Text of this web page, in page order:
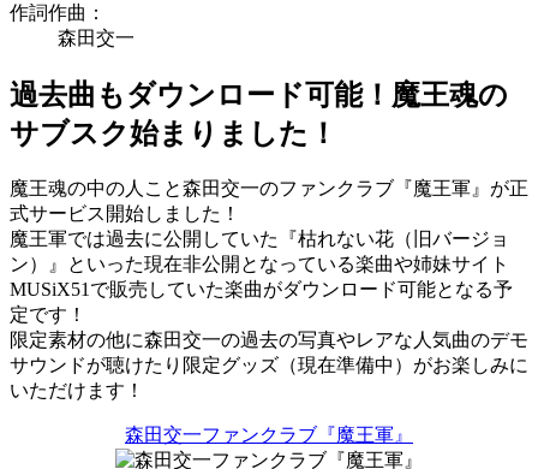
作詞作曲：
森田交一
過去曲もダウンロード可能！魔王魂の
サブスク始まりました！
魔王魂の中の人こと森田交一のファンクラブ『魔王軍』が正
式サービス開始しました！
魔王軍では過去に公開していた『枯れない花（旧バージョ
ン）』といった現在非公開となっている楽曲や姉妹サイト
MUSiX51で販売していた楽曲がダウンロード可能となる予
定です！
限定素材の他に森田交一の過去の写真やレアな人気曲のデモ
サウンドが聴けたり限定グッズ（現在準備中）がお楽しみに
いただけます！
森田交一ファンクラブ『魔王軍』